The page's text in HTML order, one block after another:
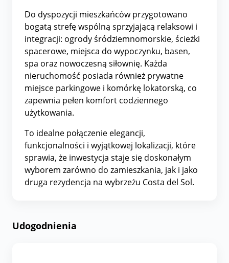
Do dyspozycji mieszkańców przygotowano
bogatą strefę wspólną sprzyjającą relaksowi i
integracji: ogrody śródziemnomorskie, ścieżki
spacerowe, miejsca do wypoczynku, basen,
spa oraz nowoczesną siłownię. Każda
nieruchomość posiada również prywatne
miejsce parkingowe i komórkę lokatorską, co
zapewnia pełen komfort codziennego
użytkowania.
To idealne połączenie elegancji,
funkcjonalności i wyjątkowej lokalizacji, które
sprawia, że inwestycja staje się doskonałym
wyborem zarówno do zamieszkania, jak i jako
druga rezydencja na wybrzeżu Costa del Sol.
Udogodnienia